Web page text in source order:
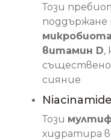
Този
поддържане
микробиота
витамин D,
съществено
сияние
Niacinamide
Този
хидратира в